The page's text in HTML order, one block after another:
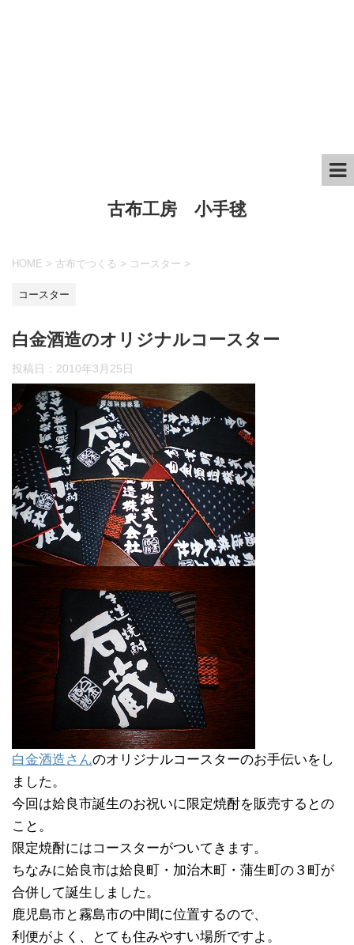
古布工房 小手毬
HOME > 古布でつくる > コースター >
コースター
白金酒造のオリジナルコースター
投稿日： 2010年3月25日
白金酒造さんのオリジナルコースターのお手伝いをし
ました。
今回は姶良市誕生のお祝いに限定焼酎を販売するとの
こと。
限定焼酎にはコースターがついてきます。
ちなみに姶良市は姶良町・加治木町・蒲生町の３町が
合併して誕生しました。
鹿児島市と霧島市の中間に位置するので、
利便がよく、とても住みやすい場所ですよ。